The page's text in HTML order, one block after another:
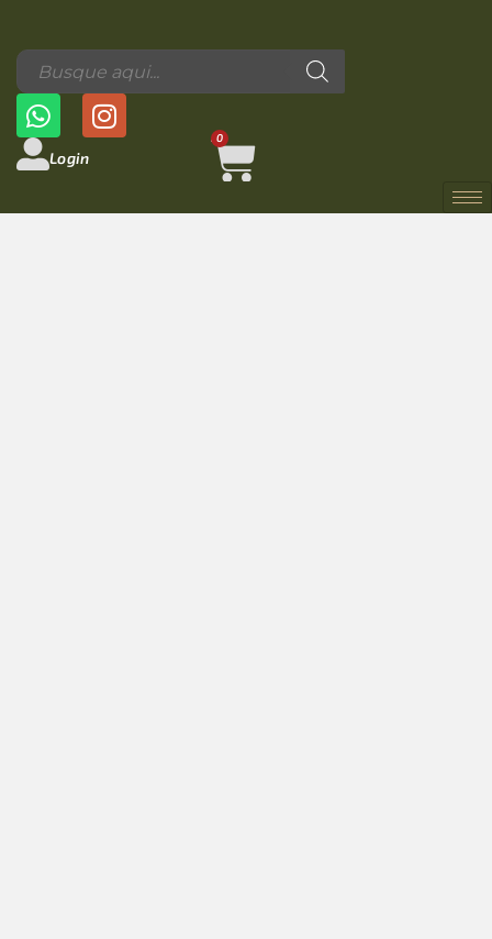
Login
0